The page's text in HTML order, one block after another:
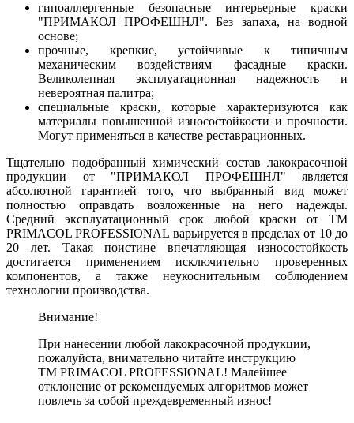
гипоаллергенные безопасные интерьерные краски
"ПРИМАКОЛ ПРОФЕШНЛ". Без запаха, на водной
основе;
прочные, крепкие, устойчивые к типичным
механическим воздействиям фасадные краски.
Великолепная эксплуатационная надежность и
невероятная палитра;
специальные краски, которые характеризуются как
материалы повышенной износостойкости и прочности.
Могут применяться в качестве реставрационных.
Тщательно подобранный химический состав лакокрасочной
продукции от "ПРИМАКОЛ ПРОФЕШНЛ" является
абсолютной гарантией того, что выбранный вид может
полностью оправдать возложенные на него надежды.
Средний эксплуатационный срок любой краски от ТМ
PRIMACOL PROFESSIONAL варьируется в пределах от 10 до
20 лет. Такая поистине впечатляющая износостойкость
достигается применением исключительно проверенных
компонентов, а также неукоснительным соблюдением
технологии производства.
Внимание!
При нанесении любой лакокрасочной продукции,
пожалуйста, внимательно читайте инструкцию
ТМ PRIMACOL PROFESSIONAL! Малейшее
отклонение от рекомендуемых алгоритмов может
повлечь за собой преждевременный износ!